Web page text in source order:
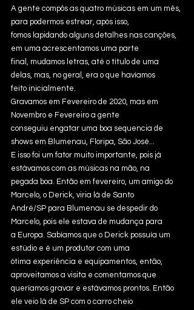
A gente compôs as quatro músicas em um mês,
para podermos estrear, após isso,
fomos lapidando alguns detalhes nas canções,
em uma acrescentamos uma parte
final, mudamos letras, até o título de uma
delas, mas, no geral, era o que havíamos
feito inicialmente.
Gravamos em Fevereiro de 2020, mas em
Novembro e Fevereiro a gente
conseguiu engatar uma boa sequencia de
shows em Blumenau, Floripa, São José...
E isso foi um fator muito importante, pois já
estávamos com as músicas na mão, na
pegada boa. Então em fevereiro, um amigo do
Marcelo, o Derick, viria lá de Santo
André/SP para Blumenau se despedir do
Marcelo, pois ele estava de mudança para
a Europa. Sabíamos que o Derick possuía um
estúdio e é um produtor com uma
ótima experiência e equipamentos, então,
aproveitamos a visita e comentamos que
queríamos gravar e estávamos prontos. Então
ele veio lá de SP com o carro cheio